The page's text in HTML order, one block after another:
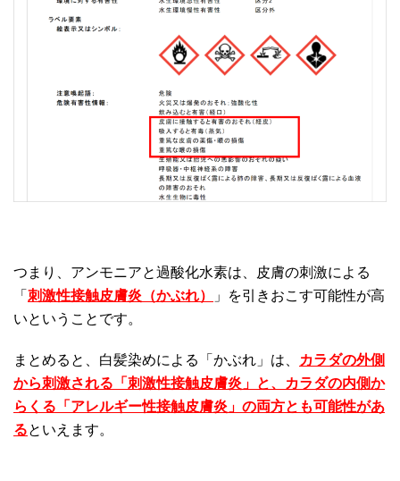
つまり、アンモニアと過酸化水素は、皮膚の刺激による
「 刺激性接触皮膚炎（かぶれ）
」を引きおこす可能性が高
いということです。
まとめると、白髪染めによる「かぶれ」は、
カラダの外側
から刺激される「刺激性接触皮膚炎」と、カラダの内側か
らくる「アレルギー性接触皮膚炎」の両方とも可能性があ
るといえます。